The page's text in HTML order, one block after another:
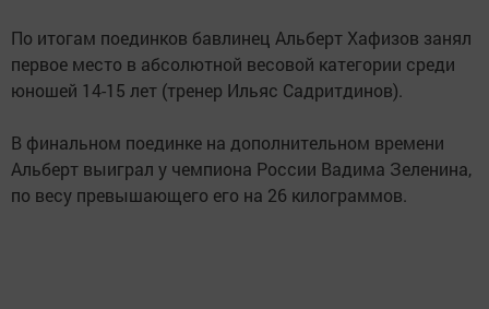
По итогам поединков бавлинец Альберт Хафизов занял
первое место в абсолютной весовой категории среди
юношей 14-15 лет (тренер Ильяс Садритдинов).
В финальном поединке на дополнительном времени
Альберт выиграл у чемпиона России Вадима Зеленина,
по весу превышающего его на 26 килограммов.